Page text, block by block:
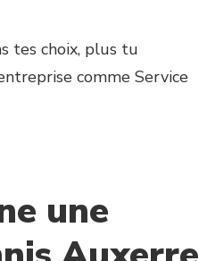
tes choix, plus tu
comme Service
une